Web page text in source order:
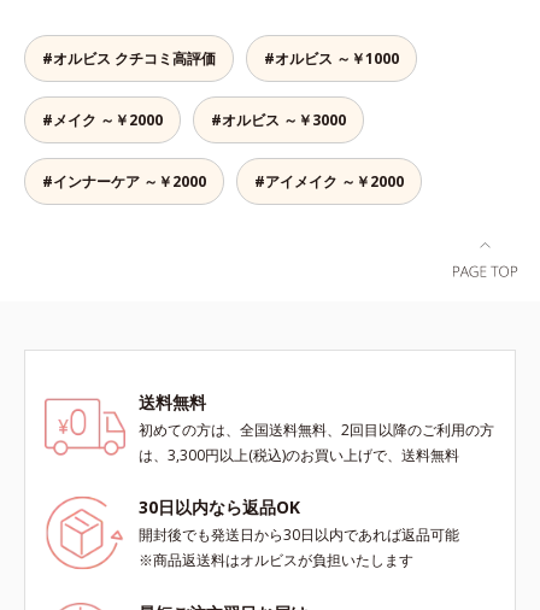
得できる、褒められ髪をご体感くだ
さい。*1 年齢に応じたお手入れの
こと *2 保湿成分
軽減します。※中身を取り替えられ
るリフィルをご用意しています。*
パンテノール配合＝保湿成分
#オルビス クチコミ高評価 #オルビス ～￥1000
#メイク ～￥2000 #オルビス ～￥3000
#インナーケア ～￥2000 #アイメイク ～￥2000
送料無料
初めての方は、全国送料無料、2回目以降のご利用の方
は、3,300円以上(税込)のお買い上げで、送料無料
30日以内なら返品OK
開封後でも発送日から30日以内であれば返品可能
※商品返送料はオルビスが負担いたします